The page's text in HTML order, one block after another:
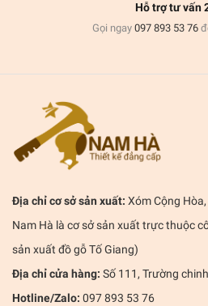
Hỗ trợ tư vấn
Gọi ngay 097 893 53 76
Địa chỉ cơ sở sản xuất: Xóm Cộng
Nam Hà là cơ sở sản xuất trực thuộc
sản xuất đồ gỗ Tố Giang)
Địa chỉ cửa hàng: Số 111, Trường
Hotline/Zalo: 097 893 53 76